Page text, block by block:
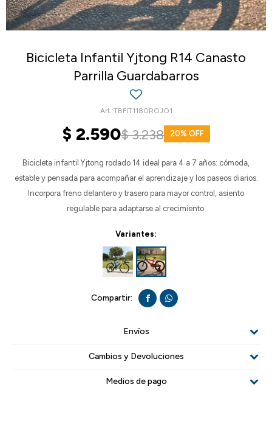
Bicicleta Infantil Yjtong R14 Canasto
Parrilla Guardabarros
TBFIT1180ROJO1
$ 2.590$3.238 20
Bicicleta infantil Yjtong rodado 14 ideal para 4 a 7 años: cómoda,
estable y pensada para acompañar el aprendizaje y los paseos diarios.
Incorpora freno delantero y trasero para mayor control, asiento
regulable para adaptarse al crecimiento.
Variantes:
 
Envíos
Cambios y Devoluciones
Medios de pago